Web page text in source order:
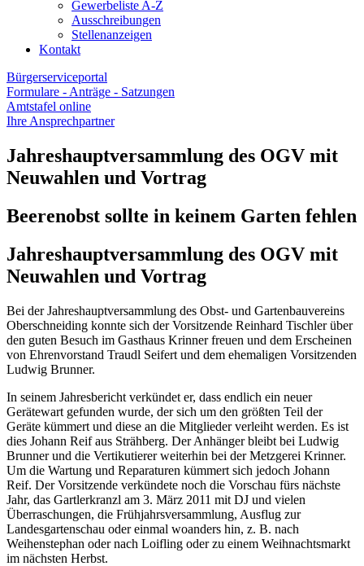
Gewerbeliste A-Z
Ausschreibungen
Stellenanzeigen
Kontakt
Bürgerserviceportal
Formulare - Anträge - Satzungen
Amtstafel online
Ihre Ansprechpartner
Jahreshauptversammlung des OGV mit
Neuwahlen und Vortrag
Beerenobst sollte in keinem Garten fehlen
Jahreshauptversammlung des OGV mit
Neuwahlen und Vortrag
Bei der Jahreshauptversammlung des Obst- und Gartenbauvereins
Oberschneiding konnte sich der Vorsitzende Reinhard Tischler über
den guten Besuch im Gasthaus Krinner freuen und dem Erscheinen
von Ehrenvorstand Traudl Seifert und dem ehemaligen Vorsitzenden
Ludwig Brunner.
In seinem Jahresbericht verkündet er, dass endlich ein neuer
Gerätewart gefunden wurde, der sich um den größten Teil der
Geräte kümmert und diese an die Mitglieder verleiht werden. Es ist
dies Johann Reif aus Strähberg. Der Anhänger bleibt bei Ludwig
Brunner und die Vertikutierer weiterhin bei der Metzgerei Krinner.
Um die Wartung und Reparaturen kümmert sich jedoch Johann
Reif. Der Vorsitzende verkündete noch die Vorschau fürs nächste
Jahr, das Gartlerkranzl am 3. März 2011 mit DJ und vielen
Überraschungen, die Frühjahrsversammlung, Ausflug zur
Landesgartenschau oder einmal woanders hin, z. B. nach
Weihenstephan oder nach Loifling oder zu einem Weihnachtsmarkt
im nächsten Herbst.